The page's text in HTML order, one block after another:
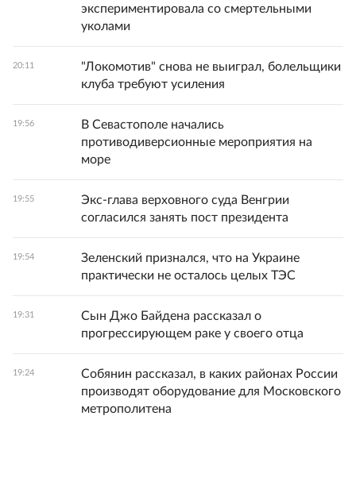
экспериментировала со смертельными
уколами
20:11
"Локомотив" снова не выиграл, болельщики
клуба требуют усиления
19:56
В Севастополе начались
противодиверсионные мероприятия на
море
19:55
Экс-глава верховного суда Венгрии
согласился занять пост президента
19:54
Зеленский признался, что на Украине
практически не осталось целых ТЭС
19:31
Сын Джо Байдена рассказал о
прогрессирующем раке у своего отца
19:24
Собянин рассказал, в каких районах России
производят оборудование для Московского
метрополитена